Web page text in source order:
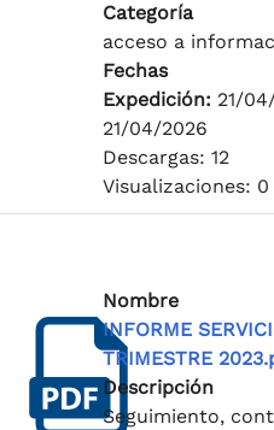
Categoría
acceso a
Fechas
Expedición: 21/
21/04/2026
Descargas: 12
Visualizaciones: 0
Nombre
INFORME
TRIMESTRE
Descripción
Seguimiento,